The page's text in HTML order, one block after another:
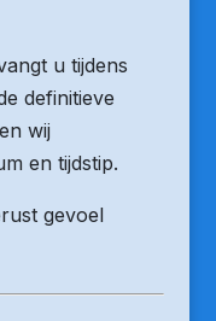
u tijdens
definitieve
wij
en tijdstip.
gevoel